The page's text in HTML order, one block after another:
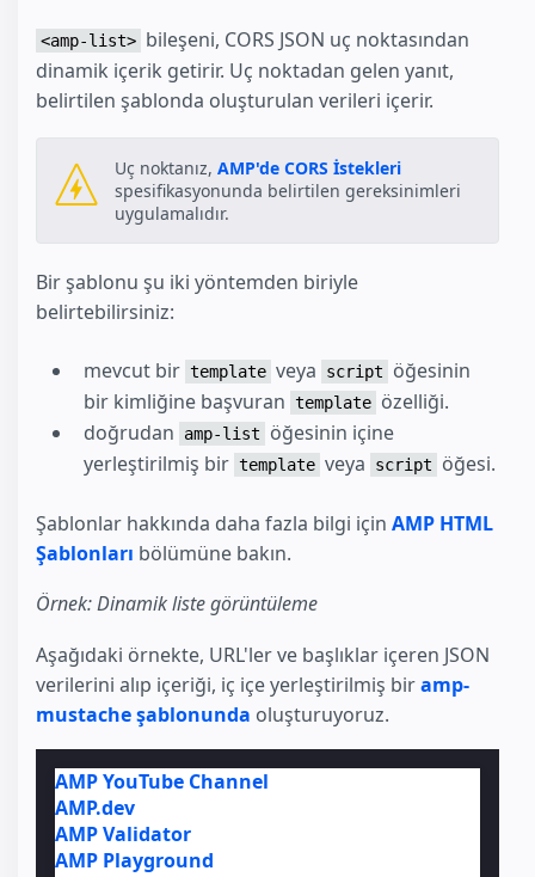
<amp-list> bileşeni, CORS JSON uç noktasından
dinamik içerik getirir. Uç noktadan gelen yanıt,
belirtilen şablonda oluşturulan verileri içerir.
Uç noktanız, AMP'de CORS İstekleri
spesifikasyonunda belirtilen gereksinimleri
uygulamalıdır.
Bir şablonu şu iki yöntemden biriyle
belirtebilirsiniz:
mevcut bir template veya script
öğesinin
bir kimliğine başvuran template özelliği.
doğrudan
amp-list
öğesinin içine
yerleştirilmiş bir template veya script öğesi.
Şablonlar hakkında daha fazla bilgi için AMP HTML
Şablonları bölümüne bakın.
Örnek: Dinamik liste görüntüleme
Aşağıdaki örnekte, URL'ler ve başlıklar içeren JSON
verilerini alıp içeriği, iç içe yerleştirilmiş biramp-
mustache şablonunda oluşturuyoruz.
AMP YouTube Channel
AMP.dev
AMP Validator
AMP Playground